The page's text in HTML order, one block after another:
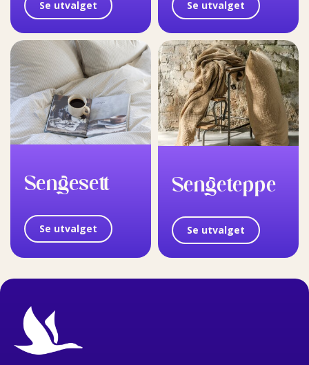
Se utvalget Se utvalget
Sengesett
Se utvalget
Sengeteppe
Se utvalget